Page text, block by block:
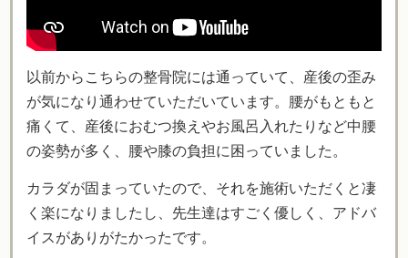
以前からこちらの整骨院には通っていて、産後の歪み
が気になり通わせていただいています。腰がもともと
痛くて、産後におむつ換えやお風呂入れたりなど中腰
の姿勢が多く、腰や膝の負担に困っていました。
カラダが固まっていたので、それを施術いただくと凄
く楽になりましたし、先生達はすごく優しく、アドバ
イスがありがたかったです。